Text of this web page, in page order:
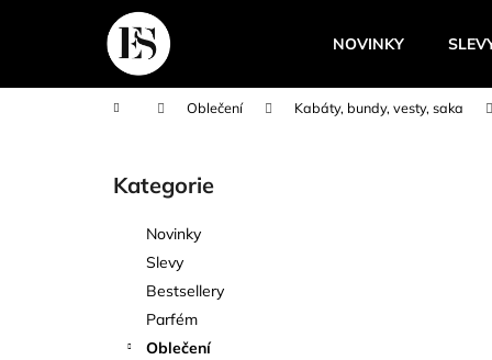
NOVINKY
Domů Oblečení Kabáty, bundy, vesty, saka
Přeskočit
kategorie
Kategorie
Novinky
Slevy
Bestsellery
Parfém
Oblečení
í
Zpět
do
Zpět
do